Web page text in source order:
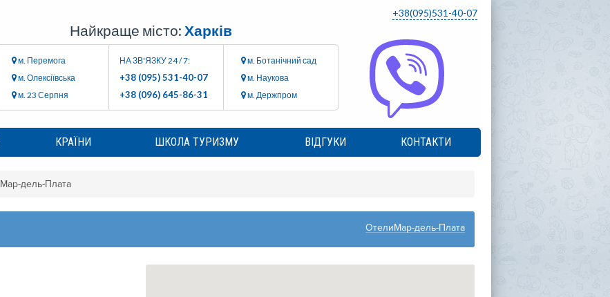
+38(095)531-40-07
Найкраще місто: Харків
м. Перемога
м. Олексіївська
м. 23 Серпня
НА ЗВ'ЯЗКУ 24 / 7:
+38 (095) 531-40-07
+38 (096) 645-86-31
м. Ботанічний сад
м. Наукова
м. Держпром
КРАЇНИ ШКОЛА ТУРИЗМУ ВІДГУКИ КОНТАКТИ
Мар-дель-Плата
ОтелиМар-дель-Плата